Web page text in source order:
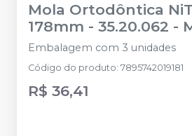
Mola Ortodôntica
178mm - 35.20.062 -
Embalagem com 3 unidades
Código do produto: 7895742019181
R$ 36,41